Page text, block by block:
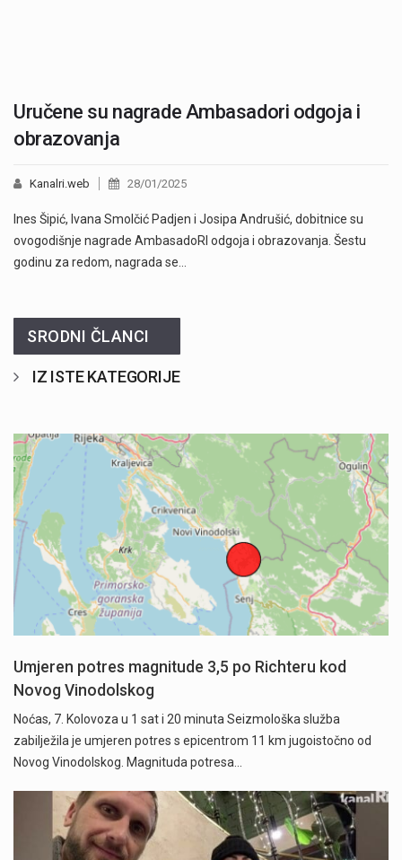
Uručene su nagrade Ambasadori odgoja i
obrazovanja
Kanalri.web 28/01/2025
Ines Šipić, Ivana Smolčić Padjen i Josipa Andrušić, dobitnice su
ovogodišnje nagrade AmbasadoRI odgoja i obrazovanja. Šestu
godinu za redom, nagrada se…
SRODNI ČLANCI
IZ ISTE KATEGORIJE
Umjeren potres magnitude 3,5 po Richteru kod
Novog Vinodolskog
Noćas, 7. Kolovoza u 1 sat i 20 minuta Seizmološka služba
zabilježila je umjeren potres s epicentrom 11 km jugoistočno od
Novog Vinodolskog. Magnituda potresa…